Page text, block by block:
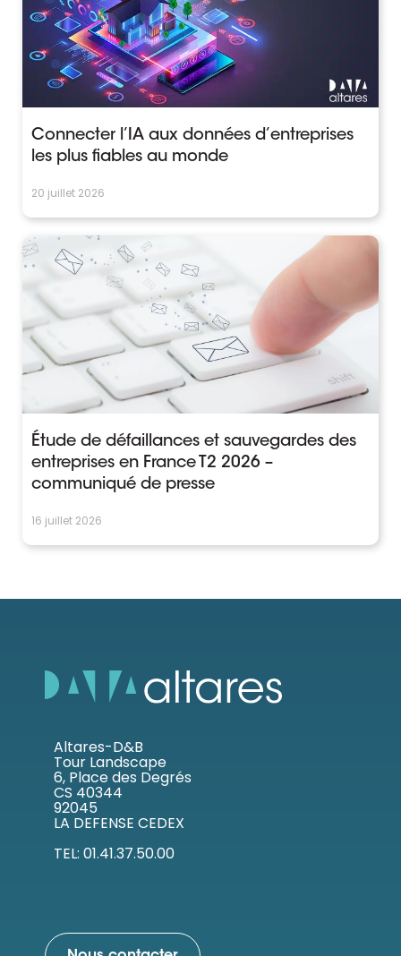
Connecter l’IA aux données d’entreprises
les plus fiables au monde
20 juillet 2026
Étude de défaillances et sauvegardes des
entreprises en France T2 2026 –
communiqué de presse
16 juillet 2026
Altares-D&B
Tour Landscape
6, Place des Degrés
CS 40344
92045
LA DEFENSE CEDEX
TEL: 01.41.37.50.00